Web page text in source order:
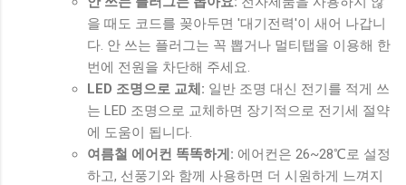
을 때도 코드를 꽂아두면 '대기전력'이 새어 나갑니
다. 안 쓰는 플러그는 꼭 뽑거나 멀티탭을 이용해 한
번에 전원을 차단해 주세요.
LED 조명으로 교체: 일반 조명 대신 전기를 적게 쓰
는 LED 조명으로 교체하면 장기적으로 전기세 절약
에 도움이 됩니다.
여름철 에어컨 똑똑하게: 에어컨은 26~28℃로 설정
하고, 선풍기와 함께 사용하면 더 시원하게 느껴지